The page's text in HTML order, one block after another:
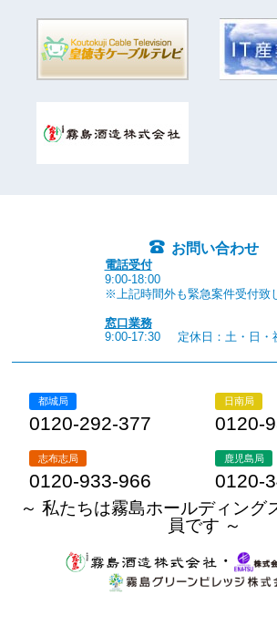
お問い合わせ
電話受付
9:00-18:00
※上記時間外も緊急案件受付致
窓口業務
9:00-17:30
定休日：土・日・
都城局
0120-292-377
日南局
0120-
志布志局
0120-933-966
鹿児島局
0120-
～ 私たちは霧島ホールディング
員です ～
・